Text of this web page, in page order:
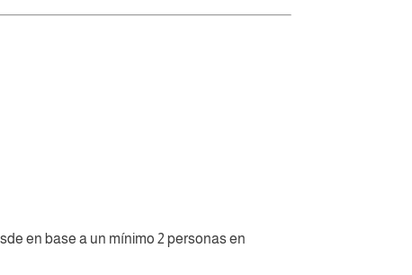
en base a un mínimo 2 personas en